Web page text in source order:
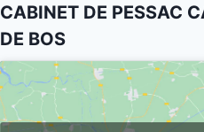
CABINET DE PESSAC
DE BOS